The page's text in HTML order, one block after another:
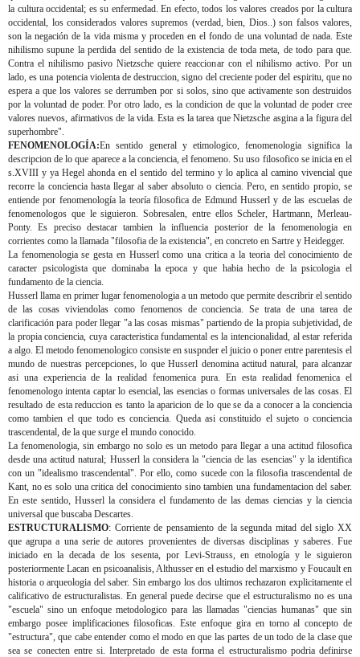
la cultura occidental; es su enfermedad. En efecto, todos los valores creados por la cultura
occidental, los considerados valores supremos (verdad, bien, Dios..) son falsos valores,
son la negación de la vida misma y proceden en el fondo de una voluntad de nada. Este
nihilismo supune la perdida del sentido de la existencia de toda meta, de todo para que.
Contra el nihilismo pasivo Nietzsche quiere reaccionar con el nihilismo activo. Por un
lado, es una potencia violenta de destruccion, signo del creciente poder del espiritu, que no
espera a que los valores se derrumben por si solos, sino que activamente son destruidos
por la voluntad de poder. Por otro lado, es la condicion de que la voluntad de poder cree
valores nuevos, afirmativos de la vida. Esta es la tarea que Nietzsche asgina a la figura del
superhombre".
FENOMENOLOGÍA:En sentido general y etimologico, fenomenologia significa la
descripcion de lo que aparece a la conciencia, el fenomeno. Su uso filosofico se inicia en el
s.XVIII y ya Hegel ahonda en el sentido del termino y lo aplica al camino vivencial que
recorre la conciencia hasta llegar al saber absoluto o ciencia. Pero, en sentido propio, se
entiende por fenomenología la teoría filosofica de Edmund Husserl y de las escuelas de
fenomenologos que le siguieron. Sobresalen, entre ellos Scheler, Hartmann, Merleau-
Ponty. Es preciso destacar tambien la influencia posterior de la fenomenologia en
corrientes como la llamada "filosofia de la existencia", en concreto en Sartre y Heidegger.
La fenomenologia se gesta en Husserl como una critica a la teoria del conocimiento de
caracter psicologista que dominaba la epoca y que habia hecho de la psicologia el
fundamento de la ciencia.
Husserl llama en primer lugar fenomenologia a un metodo que permite describrir el sentido
de las cosas viviendolas como fenomenos de conciencia. Se trata de una tarea de
clarificación para poder llegar "a las cosas mismas" partiendo de la propia subjetividad, de
la propia conciencia, cuya caracteristica fundamental es la intencionalidad, al estar referida
a algo. El metodo fenomenologico consiste en suspnder el juicio o poner entre parentesis el
mundo de nuestras percepciones, lo que Husserl denomina actitud natural, para alcanzar
asi una experiencia de la realidad fenomenica pura. En esta realidad fenomenica el
fenomenologo intenta captar lo esencial, las esencias o formas universales de las cosas. El
resultado de esta reduccion es tanto la aparicion de lo que se da a conocer a la conciencia
como tambien el que todo es conciencia. Queda asi constituido el sujeto o conciencia
trascendental, de la que surge el mundo conocido.
La fenomenologia, sin embargo no solo es un metodo para llegar a una actitud filosofica
desde una actitud natural; Husserl la considera la "ciencia de las esencias" y la identifica
con un "idealismo trascendental". Por ello, como sucede con la filosofia trascendental de
Kant, no es solo una critica del conocimiento sino tambien una fundamentacion del saber.
En este sentido, Husserl la considera el fundamento de las demas ciencias y la ciencia
universal que buscaba Descartes.
ESTRUCTURALISMO: Corriente de pensamiento de la segunda mitad del siglo XX
que agrupa a una serie de autores provenientes de diversas disciplinas y saberes. Fue
iniciado en la decada de los sesenta, por Levi-Strauss, en etnología y le siguieron
posteriormente Lacan en psicoanalisis, Althusser en el estudio del marxismo y Foucault en
historia o arqueologia del saber. Sin embargo los dos ultimos rechazaron explicitamente el
calificativo de estructuralistas. En general puede decirse que el estructuralismo no es una
"escuela" sino un enfoque metodologico para las llamadas "ciencias humanas" que sin
embargo posee implificaciones filosoficas. Este enfoque gira en torno al concepto de
"estructura", que cabe entender como el modo en que las partes de un todo de la clase que
sea se conecten entre si. Interpretado de esta forma el estructuralismo podria definirse